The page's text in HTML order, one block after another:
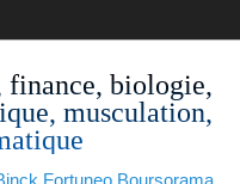
finance, biologie,
musculation,
Fortuneo Boursorama